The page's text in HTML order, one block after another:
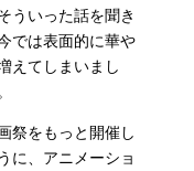
ういった話を聞き
では表面的に華や
えてしまいまし
祭をもっと開催し
に、アニメーショ